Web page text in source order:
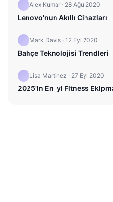
Alex Kumar · 28 Ağu 2020
Lenovo'nun Akıllı Cihazları
Mark Davis · 12 Eyl 2020
Bahçe Teknolojisi Trendleri
Lisa Martinez · 27 Eyl 2020
2025'in En İyi Fitness